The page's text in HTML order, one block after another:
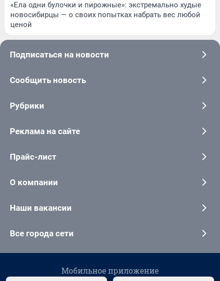
«Ела одни булочки и пирожные»: экстремально худые
новосибирцы — о своих попытках набрать вес любой
ценой
Подписаться на новости
Сообщить новость
Рубрики
Реклама на сайте
Прайс-лист
О компании
Наши вакансии
Все города сети
Мобильное приложение